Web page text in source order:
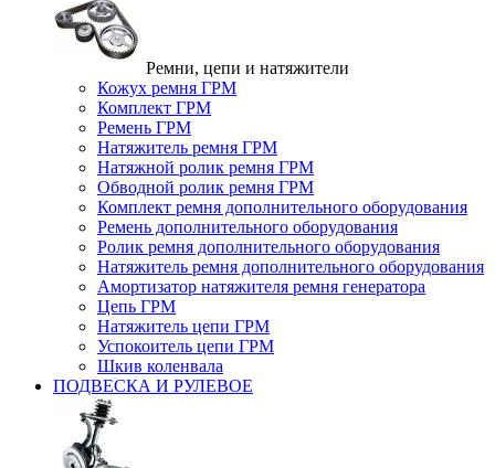
Ремни, цепи и натяжители
Кожух ремня ГРМ
Комплект ГРМ
Ремень ГРМ
Натяжитель ремня ГРМ
Натяжной ролик ремня ГРМ
Обводной ролик ремня ГРМ
Комплект ремня дополнительного оборудования
Ремень дополнительного оборудования
Ролик ремня дополнительного оборудования
Натяжитель ремня дополнительного оборудования
Амортизатор натяжителя ремня генератора
Цепь ГРМ
Натяжитель цепи ГРМ
Успокоитель цепи ГРМ
Шкив коленвала
ПОДВЕСКА И РУЛЕВОЕ